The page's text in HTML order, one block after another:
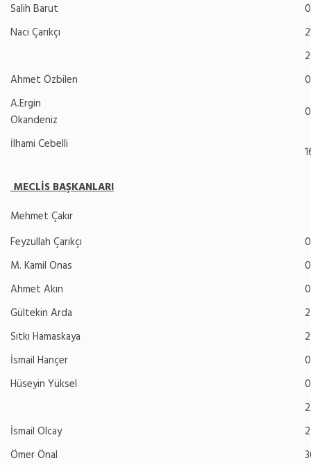
Salih Barut
Naci Çarıkçı
Ahmet Özbilen
A.Ergin
Okandeniz
İlhami Cebelli
MECLİS BAŞKANLARI
Mehmet Çakır
Feyzullah Çarıkçı
M. Kamil Onas
Ahmet Akın
Gültekin Arda
Sıtkı Hamaskaya
İsmail Hançer
Hüseyin Yüksel
İsmail Olcay
Ömer Önal